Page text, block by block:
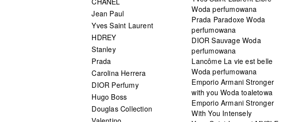
Jean Paul
Yves Saint Laurent
HDREY
Stanley
Prada
Carolina Herrera
DIOR Perfumy
Hugo Boss
Douglas Collection
Woda perfumowana
Prada Paradoxe Woda
perfumowana
DIOR Sauvage Woda
perfumowana
Lancôme La vie est belle
Woda perfumowana
Emporio Armani Stronger
with you Woda toaletowa
Emporio Armani Stronger
With You Intensely